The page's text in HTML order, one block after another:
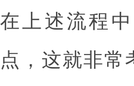
在上述流程
点，这就非常